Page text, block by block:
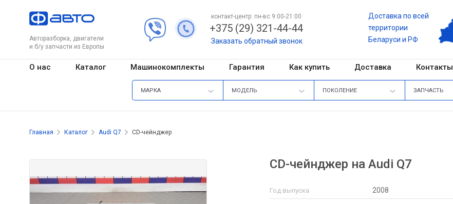
Авторазборка, двигатели
и б/у запчасти из Европы
контакт-центр: пн-вс 9:00-21:00
+375 (29) 321-44-44
Заказать обратный звонок
Доставка по всей
территории
Беларуси и РФ
О нас Каталог Машинокомплекты Гарантия Как купить Доставка Контакты
МАРКА МОДЕЛЬ ПОКОЛЕНИЕ ЗАПЧАСТЬ
Главная Каталог Audi Q7 CD-чейнджер
CD-чейнджер на Audi Q7
Год выпуска 2008